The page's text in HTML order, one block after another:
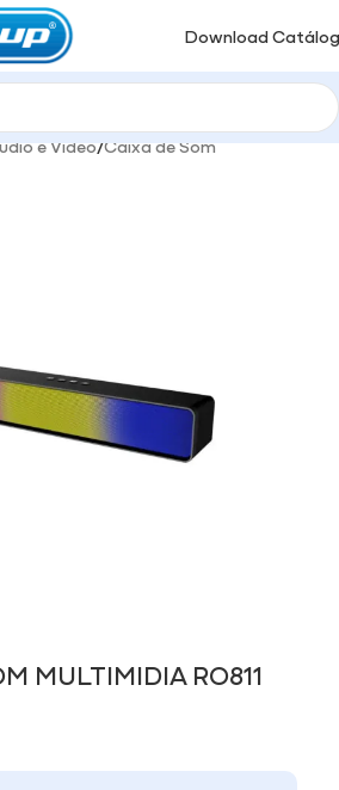
Download
e Video/Caixa de Som
MULTIMIDIA RO811